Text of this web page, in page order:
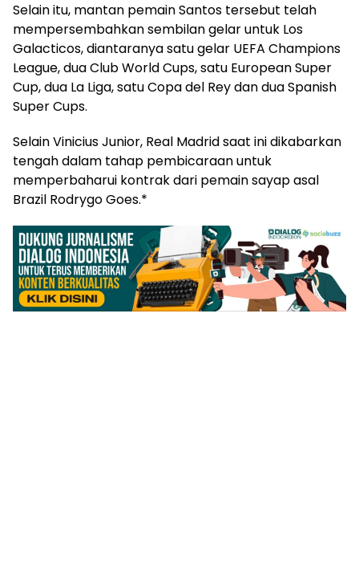
Selain itu, mantan pemain Santos tersebut telah
mempersembahkan sembilan gelar untuk Los
Galacticos, diantaranya satu gelar UEFA Champions
League, dua Club World Cups, satu European Super
Cup, dua La Liga, satu Copa del Rey dan dua Spanish
Super Cups.
Selain Vinicius Junior, Real Madrid saat ini dikabarkan
tengah dalam tahap pembicaraan untuk
memperbaharui kontrak dari pemain sayap asal
Brazil Rodrygo Goes.*